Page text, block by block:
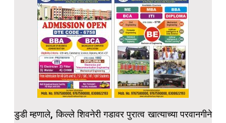
डुडी म्हणाले, किल्ले शिवनेरी गडावर पुरात्व खात्याच्या परवानगीने